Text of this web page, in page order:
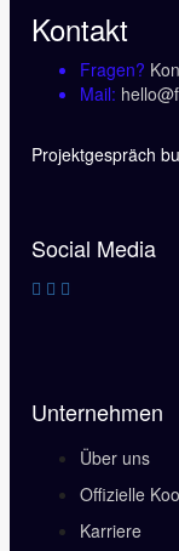
gewählt
werden
Kontakt
Fragen?
Mail:
Projektgespräch
Social Media
Unternehmen
Über uns
Offizielle
Karriere